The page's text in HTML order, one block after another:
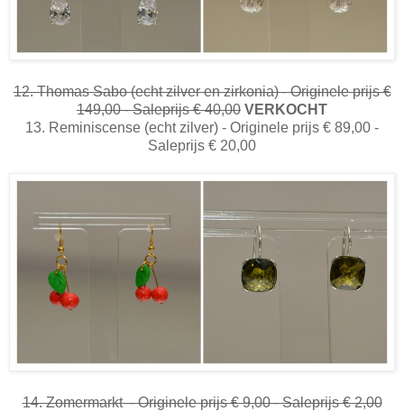
12. Thomas Sabo (echt zilver en zirkonia) - Originele prijs €
149,00 - Saleprijs € 40,00 VERKOCHT
13. Reminiscense (echt zilver) - Originele prijs € 89,00 -
Saleprijs € 20,00
14. Zomermarkt - Originele prijs € 9,00 - Saleprijs € 2,00